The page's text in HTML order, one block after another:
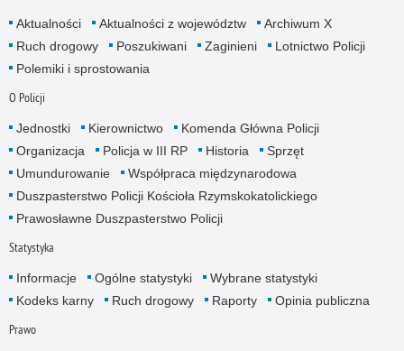
Aktualności Aktualności z województw
Archiwum X
Ruch drogowy
Poszukiwani Zaginieni
Lotnictwo Policji
Polemiki i sprostowania
O Policji
Jednostki Kierownictwo
Komenda Główna Policji
Organizacja
Policja w III RP Historia
Sprzęt
Umundurowanie
Współpraca międzynarodowa
Duszpasterstwo Policji Kościoła Rzymskokatolickiego
Prawosławne Duszpasterstwo Policji
Statystyka
Informacje Ogólne statystyki
Wybrane statystyki
Kodeks karny
Ruch drogowy Raporty Opinia publiczna
Prawo